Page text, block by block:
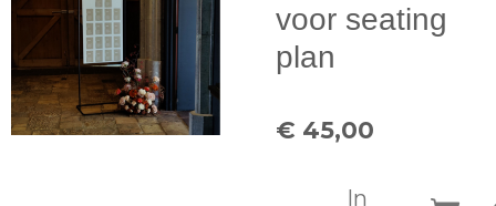
voor seating
plan
€ 45,00
In